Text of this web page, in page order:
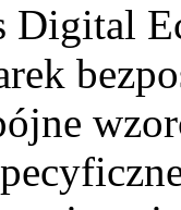
Digital